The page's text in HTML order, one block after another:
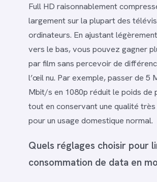
Full HD raisonnablement
largement sur la plupart des
ordinateurs. En ajustant
vers le bas, vous pouvez gagner
par film sans percevoir de
l’œil nu. Par exemple, passer de 5
Mbit/s en 1080p réduit le poids de
tout en conservant une qualité
pour un usage domestique normal.
Quels réglages choisir pour
consommation de data en